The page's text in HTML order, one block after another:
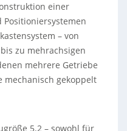
einer
– von
zu mehrachsigen
mehrere Getriebe
mechanisch gekoppelt
5.2 – sowohl für